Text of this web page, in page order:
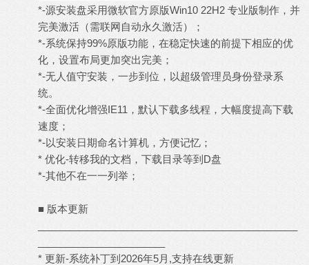
*-源安装盘采用微软官方原版Win10 22H2 专业版制作，并
完美激活（需联网自动永久激活）；
*-系统保持99%原版功能，在稳定快速的前提下相应的优
化，设置布局更加突出完美；
*-无人值守安装，一步到位，以超级管理员身份登录系
统。
*-全面优化增强IE11，默认下载多线程，大幅度提高下载
速度；
*-以安装日期命名计算机，方便记忆；
* 优化-转移我的文档，下载目录等到D盘
*-其他不在一一列举；
■ 版本更新
* 更新-系统补丁到2026年5月,支持在线更新